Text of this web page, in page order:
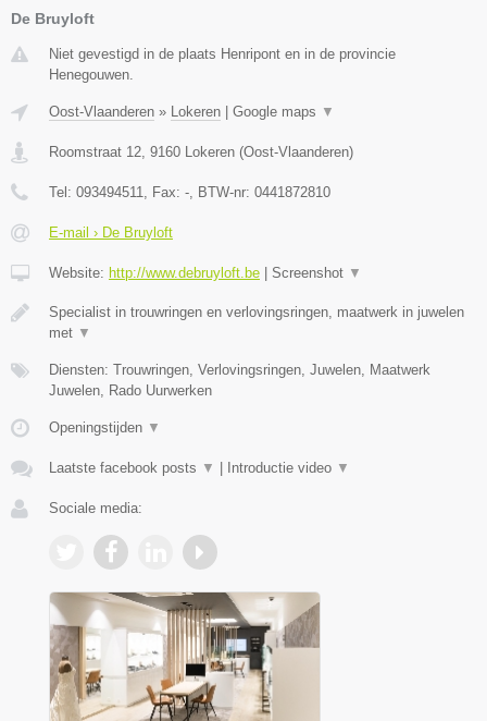
De Bruyloft
Niet gevestigd in de plaats Henripont en in de provincie
Henegouwen.
Oost-Vlaanderen » Lokeren Google maps ▼
Roomstraat 12, 9160 Lokeren (Oost-Vlaanderen)
Tel: 093494511, Fax: -, BTW-nr: 0441872810
E-mail › De Bruyloft
Website: http://www.debruyloft.be Screenshot ▼
Specialist in trouwringen en verlovingsringen, maatwerk in juwelen
met ▼
Diensten: Trouwringen, Verlovingsringen, Juwelen, Maatwerk
Juwelen, Rado Uurwerken
Openingstijden ▼
Laatste facebook posts ▼ Introductie video ▼
Sociale media: